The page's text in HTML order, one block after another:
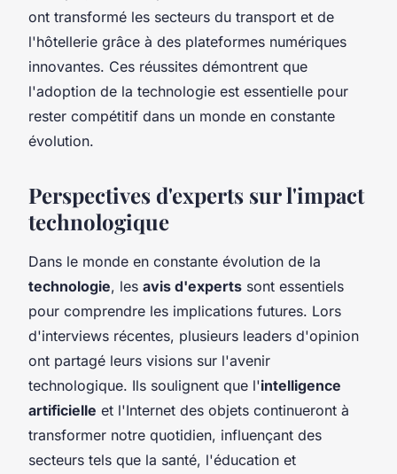
ont transformé les secteurs du transport et de
l'hôtellerie grâce à des plateformes numériques
innovantes. Ces réussites démontrent que
l'adoption de la technologie est essentielle pour
rester compétitif dans un monde en constante
évolution.
Perspectives d'experts sur l'impact
technologique
Dans le monde en constante évolution de la
technologie, les avis d'experts sont essentiels
pour comprendre les implications futures. Lors
d'interviews récentes, plusieurs leaders d'opinion
ont partagé leurs visions sur l'avenir
technologique. Ils soulignent que l'intelligence
artificielle et l'Internet des objets continueront à
transformer notre quotidien, influençant des
secteurs tels que la santé, l'éducation et